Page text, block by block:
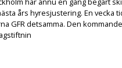
års hyresjustering. En vecka
GFR detsamma. Den